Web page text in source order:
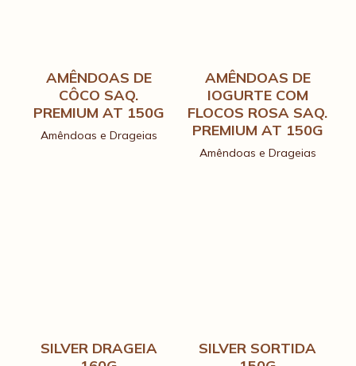
Amêndoas e Drageias
AMÊNDOAS DE
CÔCO SAQ.
PREMIUM AT 150G
Amêndoas e Drageias
AMÊNDOAS DE
IOGURTE COM
FLOCOS ROSA SAQ.
PREMIUM AT 150G
SILVER DRAGEIA
SILVER SORTIDA